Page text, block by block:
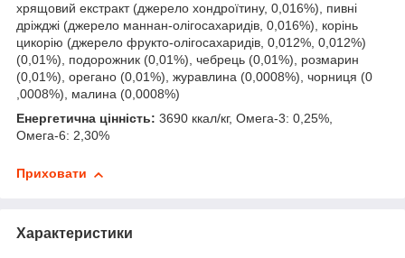
хрящовий екстракт (джерело хондроїтину, 0,016%), пивні
дріжджі (джерело маннан-олігосахаридів, 0,016%), корінь
цикорію (джерело фрукто-олігосахаридів, 0,012%, 0,012%)
(0,01%), подорожник (0,01%), чебрець (0,01%), розмарин
(0,01%), орегано (0,01%), журавлина (0,0008%), чорниця (0
,0008%), малина (0,0008%)
Енергетична цінність: 3690 ккал/кг, Омега-3: 0,25%,
Омега-6: 2,30%
Приховати
Характеристики